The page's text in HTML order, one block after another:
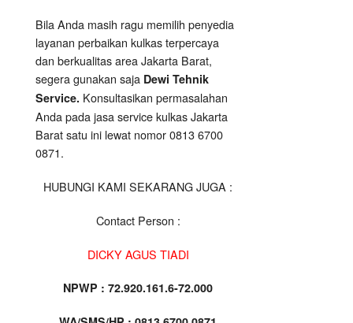
Bila Anda masih ragu memilih penyedia
layanan perbaikan kulkas terpercaya
dan berkualitas area Jakarta Barat,
segera gunakan saja Dewi Tehnik
Service. Konsultasikan permasalahan
Anda pada jasa service kulkas Jakarta
Barat satu ini lewat nomor 0813 6700
0871.
HUBUNGI KAMI SEKARANG JUGA :
Contact Person :
DICKY AGUS TIADI
NPWP : 72.920.161.6-72.000